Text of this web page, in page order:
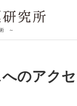
術 ～
のアクセ